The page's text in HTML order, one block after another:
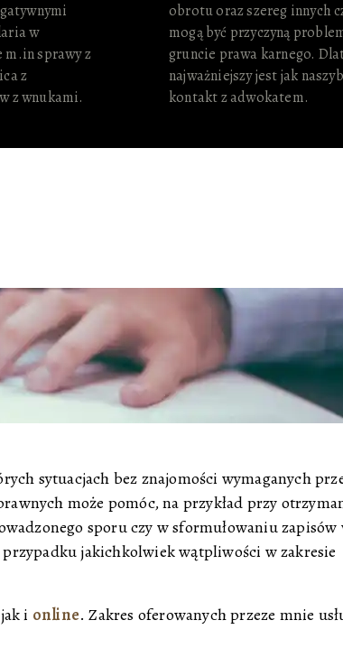
w
sprawy z
z
z wnukami.
obrotu oraz szereg innych
mogą być przyczyną
gruncie prawa karnego.
najważniejszy jest jak
kontakt z adwokatem.
sytuacjach bez znajomości wymaganych
może pomóc, na przykład przy
sporu czy w sformułowaniu zapisów
jakichkolwiek wątpliwości w zakresie
i online. Zakres oferowanych przeze mnie